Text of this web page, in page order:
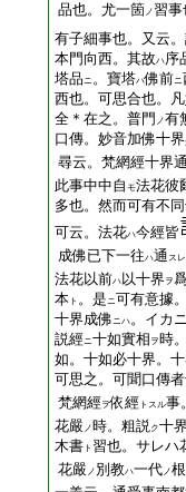
品也。尤一箇ノ習事
有子細事也。又云
本門向西。其故ハ序
塔品ニ。寶塔ハ佛前ニ
西也。可思合也。
全＊在之。普門 ノ有
口傳。妙音加佛十
尋云。梵網經十界
此事中中自 モ法花彼
多也。然而可有不
可云。法花ハ今經皆
成佛已下一往ハ通 ス
法花以前ハ 以十界 ヲ
本 ト 。是ニ可有意據
十界成佛ニハ。イカ
説經ニ十如實相 ヲ時
如。十如必十界。
可思之。可聞口傳
梵網經ヲ依經 トスル事
花嚴 ノ時。粗説ク十
木書 ト 習也。サレハ
花嚴 ノ 別教ハ一代ノ